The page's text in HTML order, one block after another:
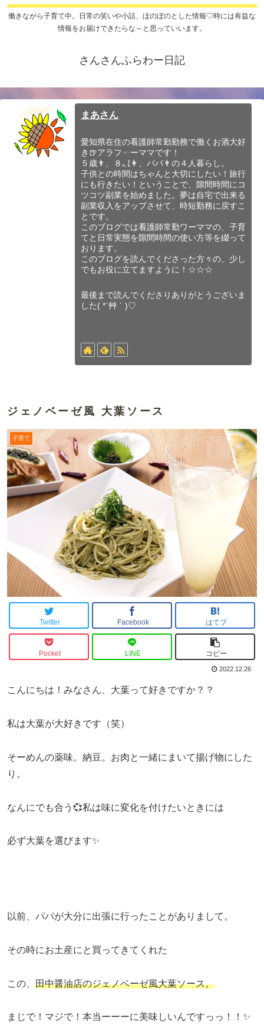
働きながら子育て中。日常の笑いや小話、ほのぼのとした情報♡時には有益な
情報をお届けできたらな～と思っていいます。
さんさんふらわー日記
まあさん
愛知県在住の看護師常勤勤務で働くお酒大好
き🍺アラフォーママです！
５歳👨、８歳👩、パパ👨の４人暮らし。
子供との時間はちゃんと大切にしたい！旅行
にも行きたい！ということで、隙間時間にコ
ツコツ副業を始めました。夢は自宅で出来る
副業収入をアップさせて、時短勤務に戻すこ
とです。
このブログでは看護師常勤ワーママの、子育
てと日常実態を隙間時間の使い方等を綴って
おります。
このブログを読んでくださった方々の、少し
でもお役に立てますように！☆☆☆
最後まで読んでくださりありがとうございま
した( *´艸｀)♡
ジェノベーゼ風 大葉ソース
子育て
Twitter Facebook はてブ
Pocket LINE コピー
2022.12.26
こんにちは！みなさん、大葉って好きですか？？
私は大葉が大好きです（笑）
そーめんの薬味。納豆。お肉と一緒にまいて揚げ物にした
り。
なんにでも合う💞私は味に変化を付けたいときには
必ず大葉を選びます✨
以前、パパが大分に出張に行ったことがありまして。
その時にお土産にと買ってきてくれた
この、 田中醤油店のジェノベーゼ風大葉ソース。
まじで！マジで！本当ーーーに美味しいんですっっ！！✨